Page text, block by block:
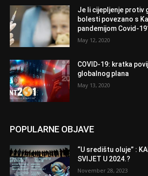
Je li cijepljenje protiv
bolesti povezano s
pandemijom Covid-
May 12, 2020
COVID-19: kratka
globalnog plana
May 13, 2020
POPULARNE OBJAVE
“U središtu oluje” :
SVIJET U 2024.?
November 28, 2023